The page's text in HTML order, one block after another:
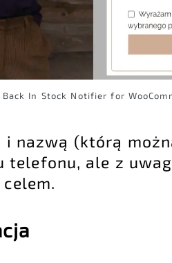
Back In Stock Notifier for
i nazwą (którą
telefonu, ale z